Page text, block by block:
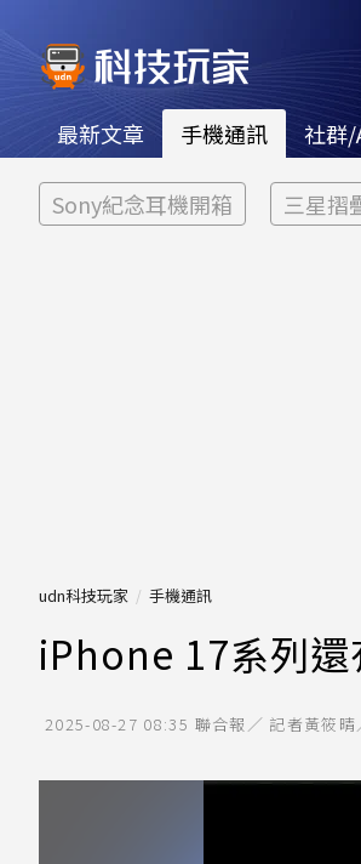
最新文章 手機通訊 社群/
Sony紀念耳機開箱 三星摺
udn科技玩家 手機通訊
iPhone 17系列
2025-08-27 08:35 聯合報／ 記者黃筱晴